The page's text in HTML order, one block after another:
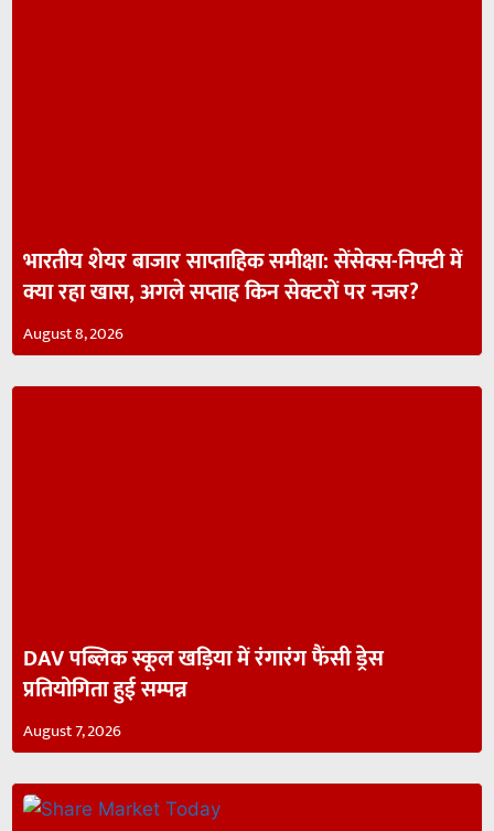
भारतीय शेयर बाजार साप्ताहिक समीक्षा: सेंसेक्स-निफ्टी में
क्या रहा खास, अगले सप्ताह किन सेक्टरों पर नजर?
August 8, 2026
DAV पब्लिक स्कूल खड़िया में रंगारंग फैंसी ड्रेस
प्रतियोगिता हुई सम्पन्न
August 7, 2026